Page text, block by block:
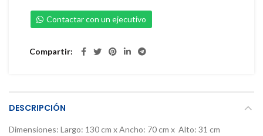
Contactar con un ejecutivo
Compartir
DESCRIPCIÓN
Dimensiones: Largo: 130 cm x Ancho: 70 cm x Alto: 31 cm